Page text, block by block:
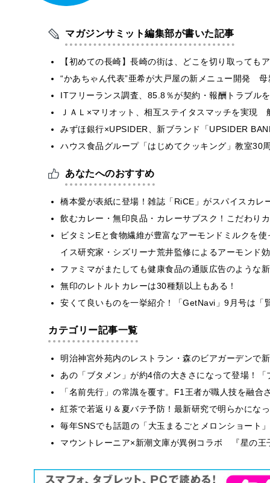
マガジンサミット編集部が書いた記事
【初めての長崎】長崎の街は、どこを切り取って
“かあちゃん代表”亜希が大戸屋の新メニュー開発
ITフリーランス調査、85.8％が契約・報酬トラブ
ＪＡＬ×マリオット、相互ステイタスマッチを実現
みずほ銀行×UPSIDER、新ブランド「UPSIDER
ハウス食品グループ「はじめてクッキング」教室
あなたへのおすすめ
橋本愛が表紙に登場！雑誌「RiCE」がスパイスカレ
飲むカレー・無印良品・カレーサブスク！こだわり
ビタミンEと食物繊維が豊富なアーモンドミルクを
イス研究家・シズリーナ荒井監修によるアーモンド
ファミマがまたしても健康食品の通販広告のような
無印のレトルトカレーは30種類以上もある！
安くて良いものを一挙紹介！「GetNavi」9月号は「
カテゴリー記事一覧
明治神宮外苑内のレストラン・森のビアガーデンで
あの「ブタメン」が約4倍の大きさになって登場！
「名前先行」の常識を覆す。F1王者が職人技を融
紅茶で若返り＆夏バテ予防！最新研究で明らかにな
毎年SNSでも話題の「大玉まるごとメロンショート
マウントレーニア×新潮文庫が異例コラボ 『星の